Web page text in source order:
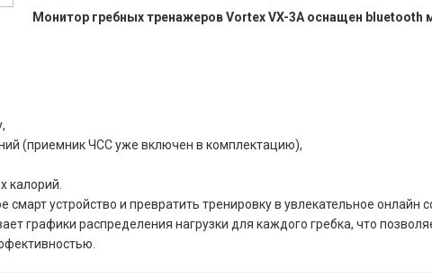
Монитор гребных тренажеров Vortex VX-3А оснащен
(приемник ЧСС уже включен в комплектацию),
калорий.
устройство и превратить тренировку в увлекательное онлайн
графики распределения нагрузки для каждого гребка, что